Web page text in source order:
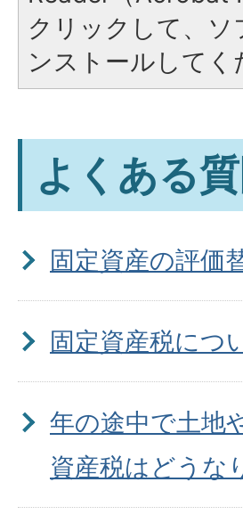
クリックして、
ンストールしてく
よくある
固定資産の評価
固定資産税につ
年の途中で土地
資産税はどうな